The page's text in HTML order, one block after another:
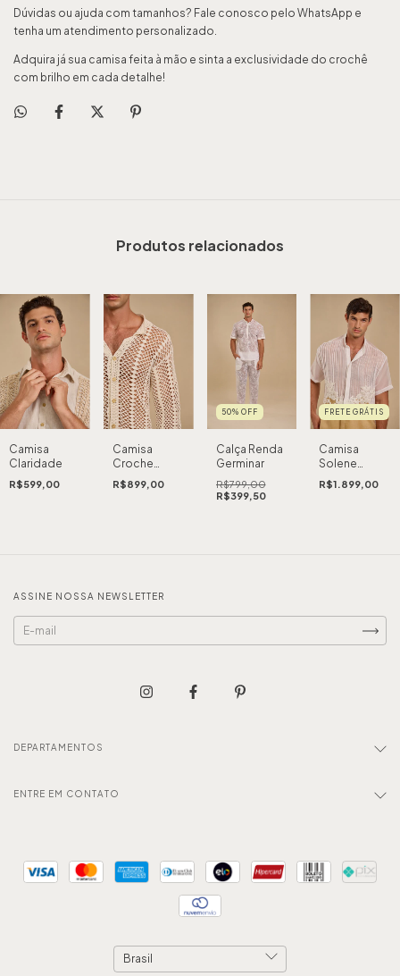
Dúvidas ou ajuda com tamanhos? Fale conosco pelo WhatsApp e
tenha um atendimento personalizado.
Adquira já sua camisa feita à mão e sinta a exclusividade do crochê
com brilho em cada detalhe!
Produtos relacionados
Camisa
Claridade
R$599,00
Camisa
Croche
Essencial
R$899,00
50% OFF
Calça Renda
Germinar
R$799,00
R$399,50
FRETE GRÁTIS
Camisa
Solene
Rebordada
R$1.899,00
ASSINE NOSSA NEWSLETTER
DEPARTAMENTOS
ENTRE EM CONTATO